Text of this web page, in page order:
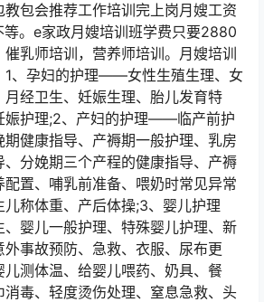
包会推荐工作培训完上岗月嫂工资
。e家政月嫂培训班学费只要2880
乳师培训，营养师培训。月嫂培训
1、孕妇的护理——女性生殖生理、女
经卫生、妊娠生理、胎儿发育特
娠护理;2、产妇的护理——临产前护
健康指导、产褥期一般护理、乳房
分娩期三个产程的健康指导、产褥
置、哺乳前准备、喂奶时常见异常
称体重、产后体操;3、婴儿护理
婴儿一般护理、特殊婴儿护理、新
事故预防、急救、衣服、尿布更
测体温、给婴儿喂药、奶具、餐
毒、轻度烫伤处理、窒息急救、头